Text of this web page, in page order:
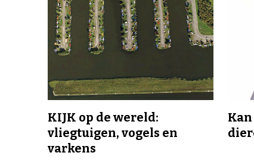
KIJK op de wereld:
vliegtuigen, vogels en
varkens